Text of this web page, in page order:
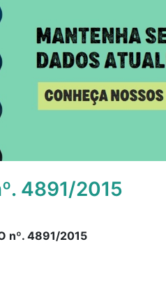
4891/2015
nº. 4891/2015